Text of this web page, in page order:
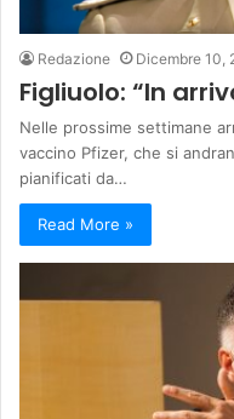
Redazione Dicembre 10,
Figliuolo: “In
Nelle prossime settimane
vaccino Pfizer, che si
pianificati da…
Read More »